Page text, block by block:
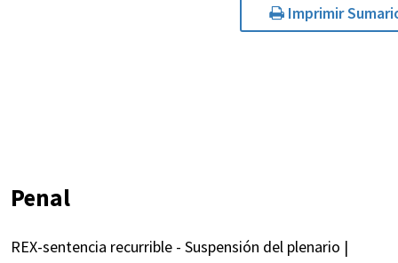
Imprimir
Penal
REX-sentencia recurrible - Suspensión del plenario |